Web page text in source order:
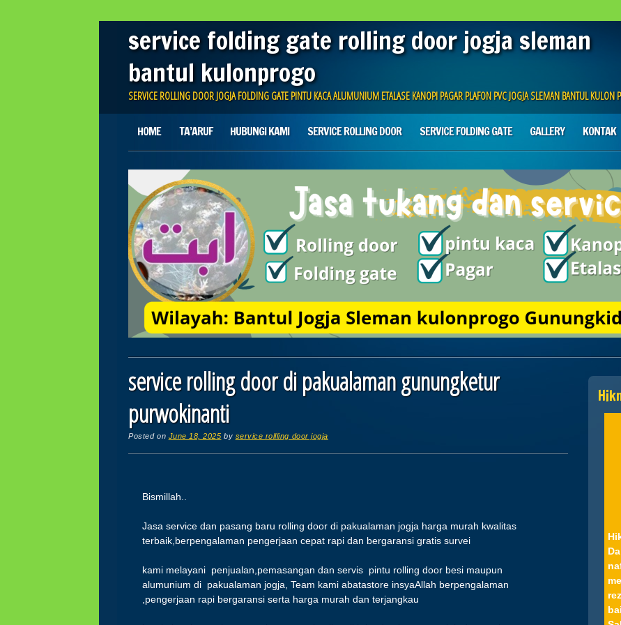
service folding gate rolling door jogja sleman
bantul kulonprogo
SERVICE ROLLING DOOR JOGJA FOLDING GATE PINTU KACA ALUMUNIUM ETALASE KANOPI PAGAR PLAFON PVC JOGJA SLEMAN BANTUL
Main menu
content
HOME TA’ARUF HUBUNGI KAMI SERVICE ROLLING DOOR SERVICE FOLDING GATE GALLERY KONTAK
service rolling door di pakualaman gunungketur
purwokinanti
Posted on June 18, 2025 by service rollling door jogja
Bismillah..
Jasa service dan pasang baru rolling door di pakualaman jogja harga murah kwalitas
terbaik,berpengalaman pengerjaan cepat rapi dan bergaransi gratis survei
kami melayani penjualan,pemasangan dan servis pintu rolling door besi maupun
alumunium di pakualaman jogja, Team kami abatastore insyaAllah berpengalaman
,pengerjaan rapi bergaransi serta harga murah dan terjangkau